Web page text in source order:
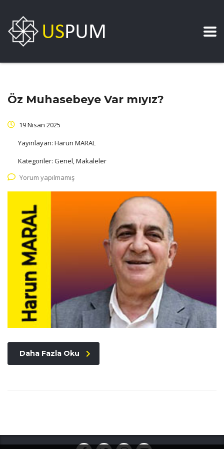
Öz Muhasebeye Var mıyız?
19 Nisan 2025
Yayınlayan: Harun MARAL
Kategoriler: Genel, Makaleler
Yorum yapılmamış
Daha Fazla Oku